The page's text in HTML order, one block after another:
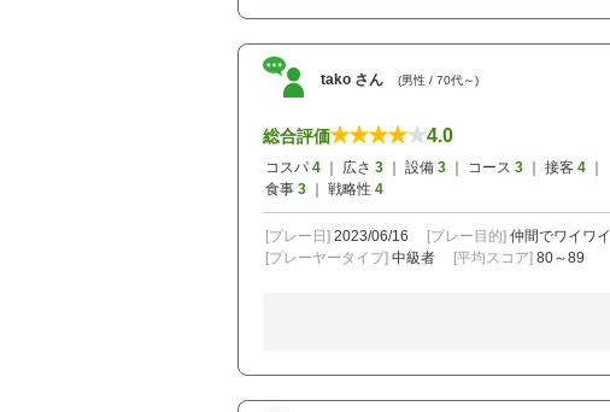
tako さん (男性 / 70代～)
総合評価 4.0
コスパ 4 ｜ 広さ 3 ｜ 設備 3 ｜ コース 3 ｜ 接客 4
食事 3 ｜ 戦略性 4
[プレー日] 2023/06/16 [プレー目的] 仲間でワイワイ
[プレーヤータイプ] 中級者 [平均スコア] 80～89